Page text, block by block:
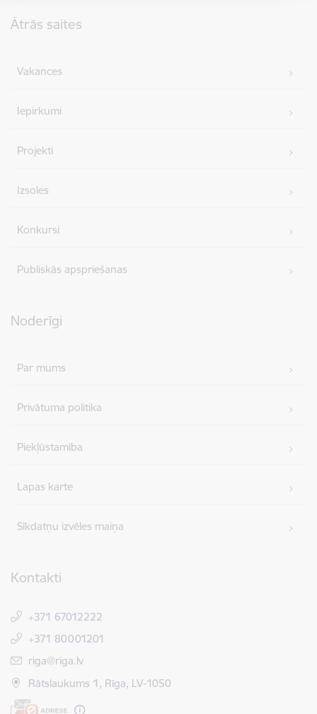
Ātrās saites
Vakances
Iepirkumi
Projekti
Izsoles
Konkursi
Publiskās apspriešanas
Noderīgi
Par mums
Privātuma politika
Piekļūstamība
Lapas karte
Sīkdatņu izvēles maiņa
Kontakti
+371 67012222
+371 80001201
E-pasts:
riga@riga.lv
Rātslaukums 1, Rīga, LV-1050